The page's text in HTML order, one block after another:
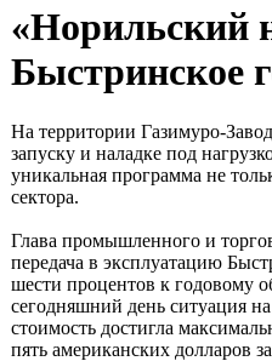
«Норильский
Быстринское
На территории Газимуро-
запуску и наладке под
уникальная программа не
сектора.
Глава промышленного и
передача в эксплуатацию
шести процентов к годовому
сегодняшний день ситуация
стоимость достигла
пять американских долларов